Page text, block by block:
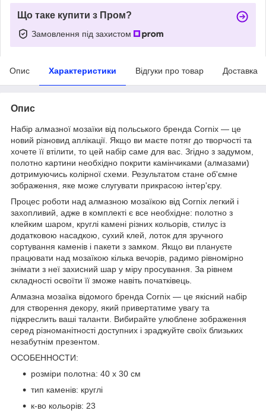
Що таке купити з Пром?
Замовлення під захистом
Опис Характеристики Відгуки про товар Доставка
Опис
Набір алмазної мозаїки від польського бренда Cornix — це
новий різновид аплікації. Якщо ви маєте потяг до творчості та
хочете її втілити, то цей набір саме для вас. Згідно з задумом,
полотно картини необхідно покрити камінчиками (алмазами)
дотримуючись колірної схеми. Результатом стане об'ємне
зображення, яке може слугувати прикрасою інтер'єру.
Процес роботи над алмазною мозаїкою від Cornix легкий і
захопливий, адже в комплекті є все необхідне: полотно з
клейким шаром, круглі камені різних кольорів, стилус із
додатковою насадкою, сухий клей, лоток для зручного
сортування каменів і пакети з замком. Якщо ви плануєте
працювати над мозаїкою кілька вечорів, радимо рівномірно
знімати з неї захисний шар у міру просування. За рівнем
складності освоїти її зможе навіть початківець.
Алмазна мозаїка відомого бренда Cornix — це якісний набір
для створення декору, який привертатиме увагу та
підкреслить ваші таланти. Вибирайте улюблене зображення
серед різноманітності доступних і зраджуйте своїх близьких
незабутнім презентом.
ОСОБЕННОСТИ:
розміри полотна: 40 x 30 см
тип каменів: круглі
к-во кольорів: 23